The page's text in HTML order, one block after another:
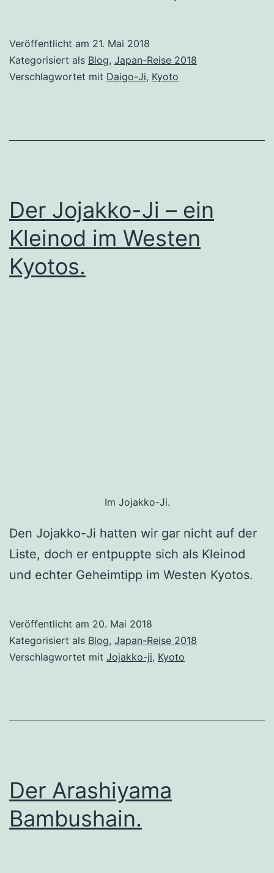
Veröffentlicht am 21. Mai 2018
Kategorisiert als Blog, Japan-Reise 2018
Verschlagwortet mit Daigo-Ji, Kyoto
Der Jojakko-Ji – ein
Kleinod im Westen
Kyotos.
Im Jojakko-Ji.
Den Jojakko-Ji hatten wir gar nicht auf der
Liste, doch er entpuppte sich als Kleinod
und echter Geheimtipp im Westen Kyotos.
Veröffentlicht am 20. Mai 2018
Kategorisiert als Blog, Japan-Reise 2018
Verschlagwortet mit Jojakko-ji, Kyoto
Der Arashiyama
Bambushain.